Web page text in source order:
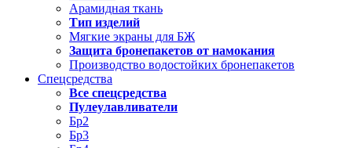
Арамидная ткань
Тип изделий
Мягкие экраны для БЖ
Защита бронепакетов от намокания
Производство водостойких бронепакетов
Спецсредства
Все спецсредства
Пулеулавливатели
Бр2
Бр3